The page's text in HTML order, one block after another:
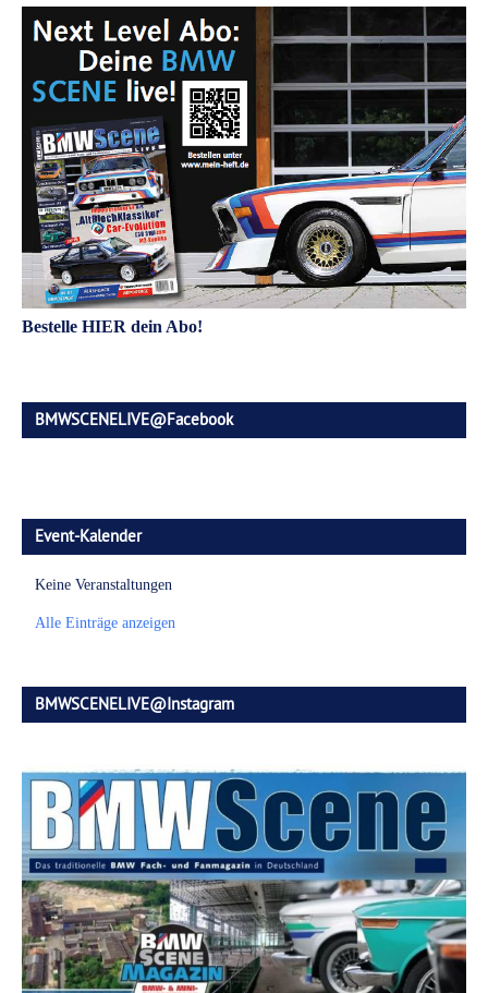
Bestelle HIER dein Abo!
BMWSCENELIVE@Facebook
Event-Kalender
Keine Veranstaltungen
Alle Einträge anzeigen
BMWSCENELIVE@Instagram